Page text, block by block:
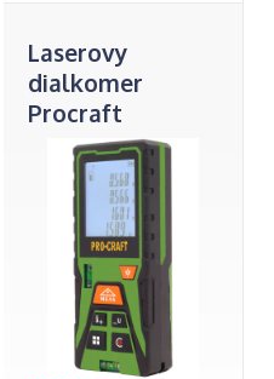
Laserovy
dialkomer
Procraft
PLDM50